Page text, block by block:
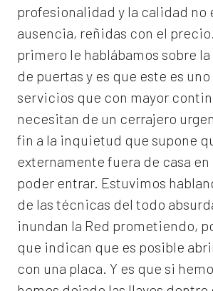
profesionalidad y la calidad no
ausencia, reñidas con el
primero le hablábamos sobre
de puertas y es que este es
servicios que con mayor
necesitan de un cerrajero
fin a la inquietud que supone
externamente fuera de casa en
poder entrar. Estuvimos
de las técnicas del todo
inundan la Red prometiendo,
que indican que es posible
con una placa. Y es que si